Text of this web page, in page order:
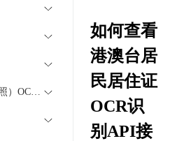
护照（港澳台地区及境外护照）OCR识别
如何查看
港澳台居
民居住证
OCR识
别API接